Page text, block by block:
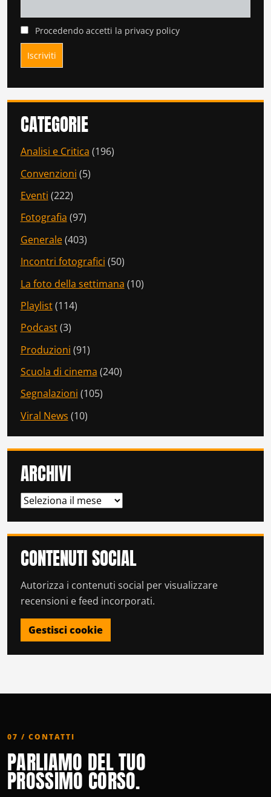
Procedendo accetti la privacy policy
CATEGORIE
Analisi e Critica (196)
Convenzioni (5)
Eventi (222)
Fotografia (97)
Generale(403)
Incontri fotografici (50)
La foto della settimana (10)
Playlist(114)
Podcast(3)
Produzioni (91)
Scuola di cinema (240)
Segnalazioni (105)
Viral News (10)
ARCHIVI
ARCHIVI
CONTENUTI SOCIAL
Autorizza i contenuti social per visualizzare
recensioni e feed incorporati.
Gestisci cookie
07 / CONTATTI
PARLIAMO DEL TUO
PROSSIMO CORSO.